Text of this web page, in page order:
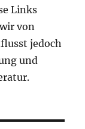
Links
von
jedoch
und